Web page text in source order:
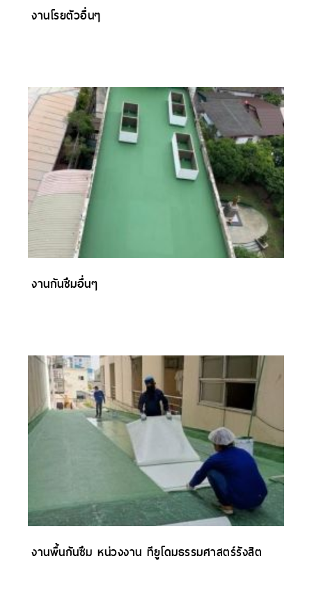
งานโรยตัวอื่นๆ
งานกันซึมอื่นๆ
งานพื้นกันซึม หน่วงงาน ทียูโดมธรรมศาสตร์รังสิต